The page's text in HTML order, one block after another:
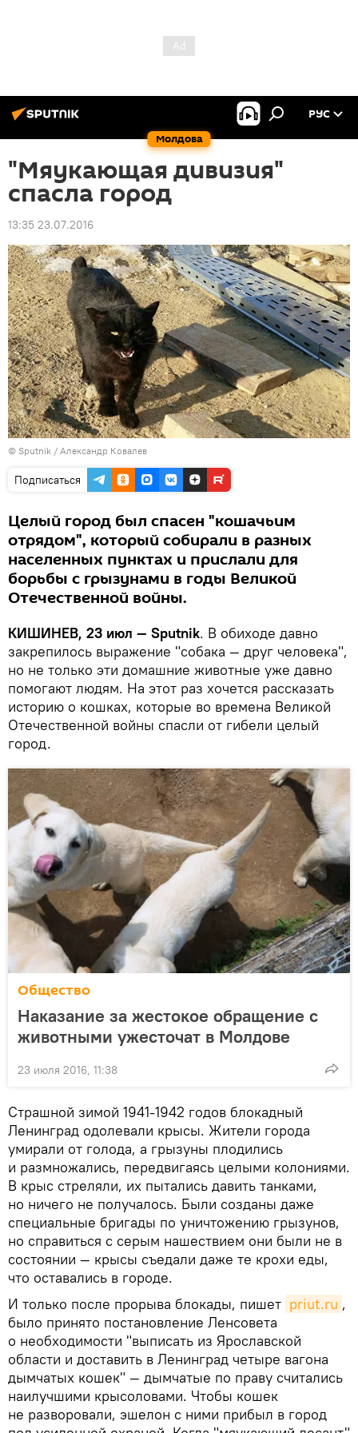
Молдова
РУС
"Мяукающая дивизия"
спасла город
13:35 23.07.2016
© Sputnik / Александр Ковалев
Подписаться
Целый город был спасен "кошачьим
отрядом", который собирали в разных
населенных пунктах и прислали для
борьбы с грызунами в годы Великой
Отечественной войны.
КИШИНЕВ, 23 июл — Sputnik. В обиходе давно
закрепилось выражение "собака — друг человека",
но не только эти домашние животные уже давно
помогают людям. На этот раз хочется рассказать
историю о кошках, которые во времена Великой
Отечественной войны спасли от гибели целый
город.
Общество
Наказание за жестокое обращение с
животными ужесточат в Молдове
23 июля 2016, 11:38
Страшной зимой 1941-1942 годов блокадный
Ленинград одолевали крысы. Жители города
умирали от голода, а грызуны плодились
и размножались, передвигаясь целыми колониями.
В крыс стреляли, их пытались давить танками,
но ничего не получалось. Были созданы даже
специальные бригады по уничтожению грызунов,
но справиться с серым нашествием они были не в
состоянии — крысы съедали даже те крохи еды,
что оставались в городе.
И только после прорыва блокады, пишет priut.ru ,
было принято постановление Ленсовета
о необходимости "выписать из Ярославской
области и доставить в Ленинград четыре вагона
дымчатых кошек" — дымчатые по праву считались
наилучшими крысоловами. Чтобы кошек
не разворовали, эшелон с ними прибыл в город